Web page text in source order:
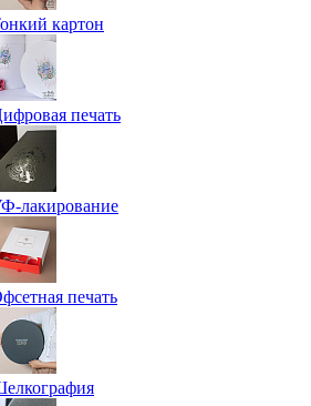
картон
печать
лакирование
печать